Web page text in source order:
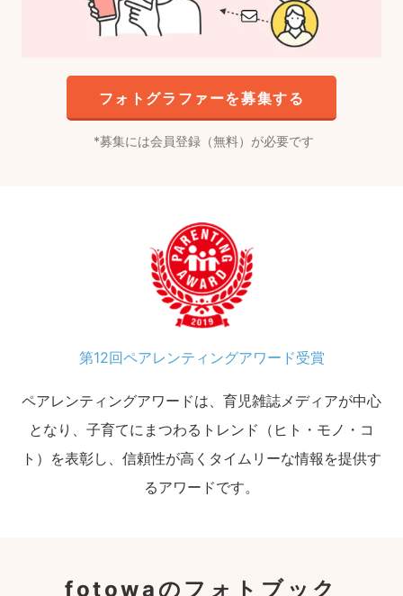
フォトグラファーを募集する
募集には会員登録（無料）が必要です
第12回ペアレンティングアワード受賞
ペアレンティングアワードは、育児雑誌メディアが中心
となり、子育てにまつわるトレンド（ヒト・モノ・コ
ト）を表彰し、信頼性が高くタイムリーな情報を提供す
るアワードです。
fotowaのフォトブック